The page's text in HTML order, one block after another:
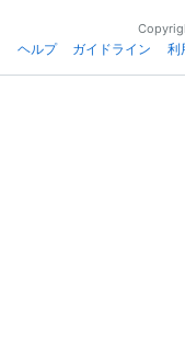
ヘルプ
ガイドライン 利